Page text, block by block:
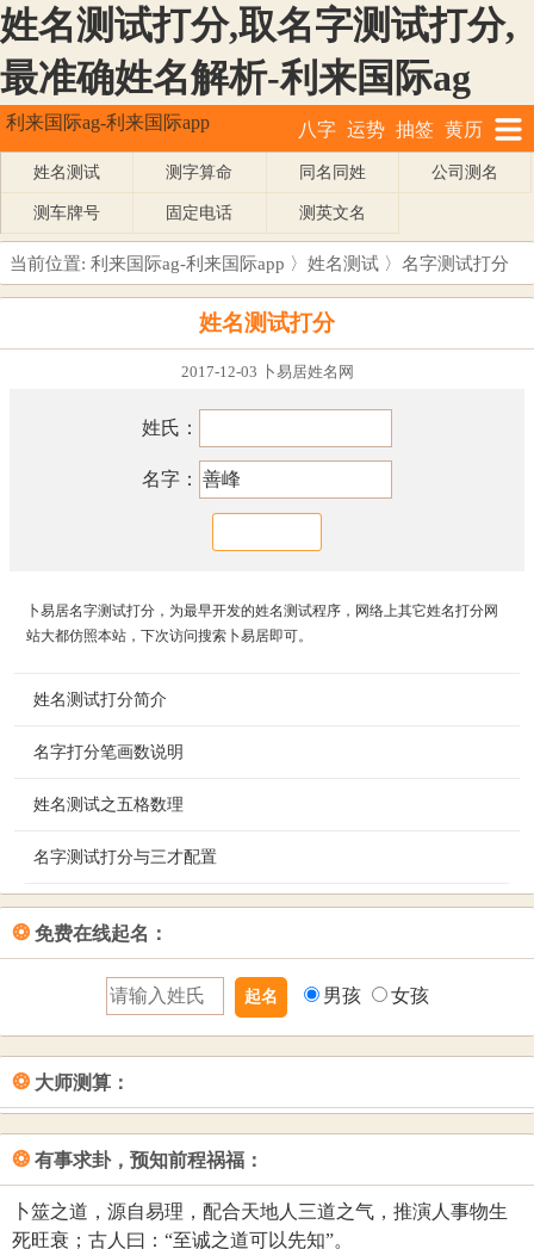
姓名测试打分,取名字测试打分,
最准确姓名解析-利来国际ag
利来国际ag-利来国际app 八字 运势 抽签 黄历
姓名测试 测字算命 同名同姓 公司测名
测车牌号 固定电话 测英文名
当前位置: 利来国际ag-利来国际app 〉 姓名测试 〉名字测试打分
姓名测试打分
2017-12-03 卜易居姓名网
姓氏：
名字：
卜易居名字测试打分，为最早开发的姓名测试程序，网络上其它姓名打分网
站大都仿照本站，下次访问搜索卜易居即可。
姓名测试打分简介
卜易居姓名测试，按照姓
通过分析五格数理吉凶及
的姓名吉凶及人生每个阶
段的运势，并解析姓名的
字，也可以在给宝宝起名时，预先进行姓名测试评分，从而
名字打分笔画数说明
卜易居姓名打分笔画说明：您输入的汉字，系统均按《康熙
画；“氵”旁，属“水”部计算笔画为四画，“左耳
旁”属“阜”部，“右耳旁”属“邑”部，等等。如有错漏，欢迎指
正。
姓名测试之五格数理
姓名天格：单字姓的笔划数加一，复姓的两字笔划数之和。
是先天传下来的，若不理想，也不必计较。
姓名地格：单字名的笔划数加一，双字名的笔划数之和。是
姓名人格：名字的第一个字加上单姓（复姓的第二字）的笔
划数之和。代表主运，左右人生大部分的运途，代表一生的
姓名总格：姓与名的笔划数全部加起来。是为后运，主中年
到晚年的运途. 代表福德等意义。
姓名外格：天格与地格相加之和，再减去人格的数。是为副
运，代表后天的人际关系、感情交往等。
名字测试打分与三才配置
才，即天、人、地，称为三才，它们分别是天格、人格、地
格数字的个位数。天、地、人三才数理共计10个数，如果个
位数是0，则按10计算。以数理来划分五行。五行金木水火土
相克相生。这样，根据数理与五行之间的内在联系，推算出
凡是天格、人格、地格三才之间的五行，相生或相比和的状
态较多，即为吉；相克的状态较多，即为凶。从中观察三才
配置的凶吉，可以判断把握您的综合运势，预测您的事业成
功率以及身体状况。还可以通过人格来结合姓名的三才配置
来推断事业成功。
❂ 免费在线起名：
男孩 女孩
❂ 大师测算：
❂ 有事求卦，预知前程祸福：
卜筮之道，源自易理，配合天地人三道之气，推演人事物生
死旺衰；古人曰：“至诚之道可以先知”。